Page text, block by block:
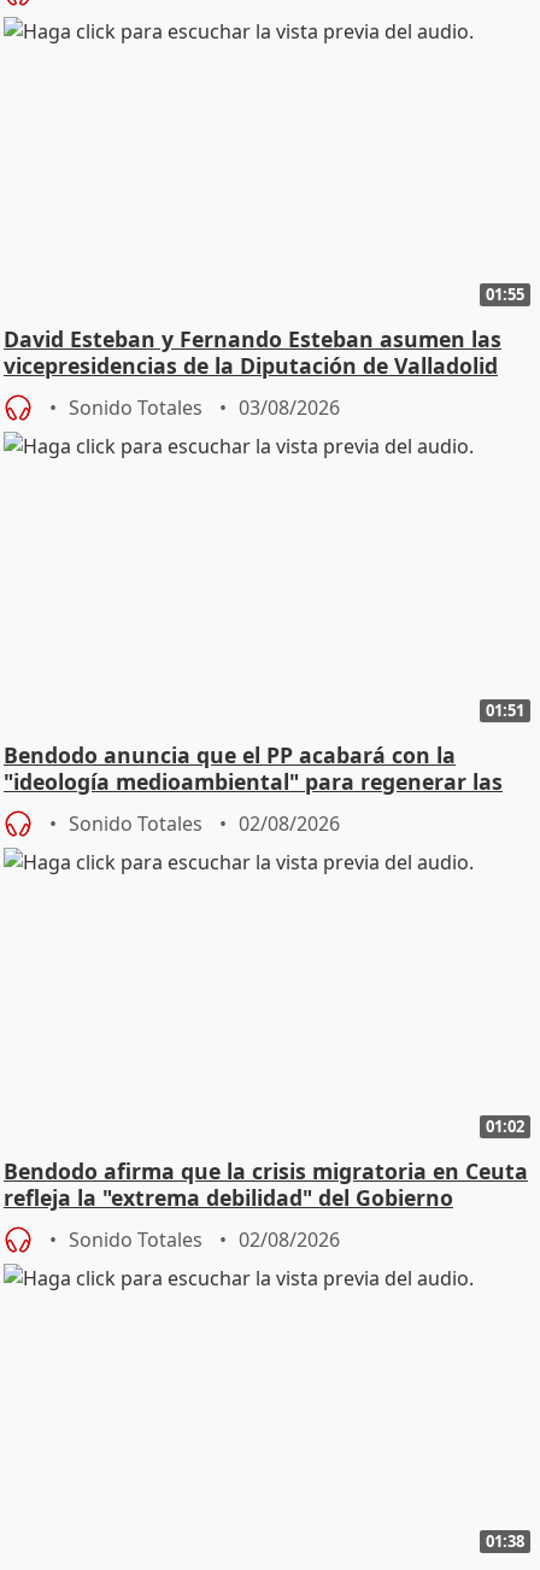
01:55
David Esteban y Fernando Esteban asumen las
vicepresidencias de la Diputación de Valladolid
Sonido Totales 03/08/2026
01:51
Bendodo anuncia que el PP acabará con la
"ideología medioambiental" para regenerar las
playas
Sonido Totales 02/08/2026
01:02
Bendodo afirma que la crisis migratoria en Ceuta
refleja la "extrema debilidad" del Gobierno
Sonido Totales 02/08/2026
01:38